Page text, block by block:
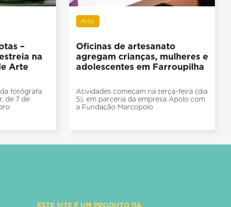
–
na
Arte
fotógrafa
de 7 de
Arte
Oficinas de artesanato
agregam crianças, mulheres e
adolescentes em Farroupilha
Atividades começam na terça-feira (dia
5), em parceria da empresa Apolo com
a Fundação Marcopolo
ESTE SITE É UM PRODUTO DA